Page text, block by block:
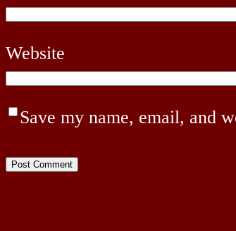
Website
Save my name, email, and